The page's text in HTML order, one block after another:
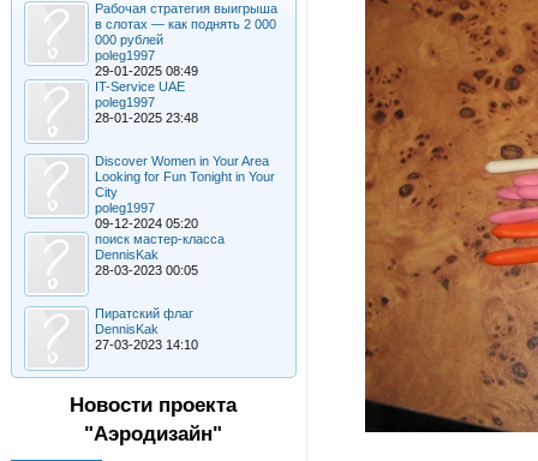
Рабочая стратегия выигрыша
в слотах — как поднять 2 000
000 рублей
poleg1997
29-01-2025 08:49
IT-Service UAE
poleg1997
28-01-2025 23:48
Discover Women in Your Area
Looking for Fun Tonight in Your
City
poleg1997
09-12-2024 05:20
поиск мастер-класса
DennisKak
28-03-2023 00:05
Пиратский флаг
DennisKak
27-03-2023 14:10
Новости проекта
"Аэродизайн"